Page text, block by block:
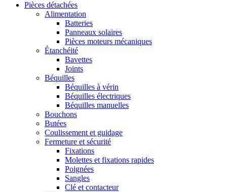
Pièces détachées
Alimentation
Batteries
Panneaux solaires
Pièces moteurs mécaniques
Étanchéité
Bavettes
Joints
Béquilles
Béquilles à vérin
Béquilles électriques
Béquilles manuelles
Bouchons
Butées
Coulissement et guidage
Fermeture et sécurité
Fixations
Molettes et fixations rapides
Poignées
Sangles
Clé et contacteur